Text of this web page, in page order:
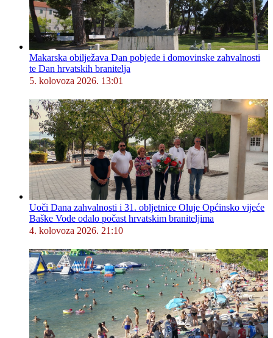
Makarska obilježava Dan pobjede i domovinske zahvalnosti
te Dan hrvatskih branitelja
5. kolovoza 2026. 13:01
Uoči Dana zahvalnosti i 31. obljetnice Oluje Općinsko vijeće
Baške Vode odalo počast hrvatskim braniteljima
4. kolovoza 2026. 21:10